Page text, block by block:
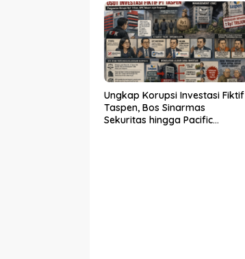
Ungkap Korupsi Investasi Fiktif
Taspen, Bos Sinarmas
Sekuritas hingga Pacific